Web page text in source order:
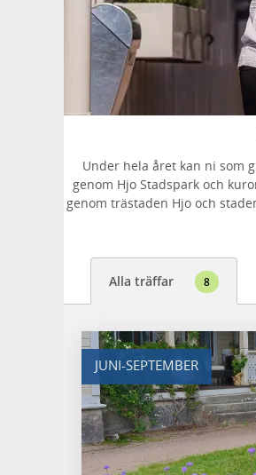
Under hela året kan ni som
genom Hjo Stadspark och
genom trästaden Hjo och
Alla träffar 8
JUNI-SEPTEMBER